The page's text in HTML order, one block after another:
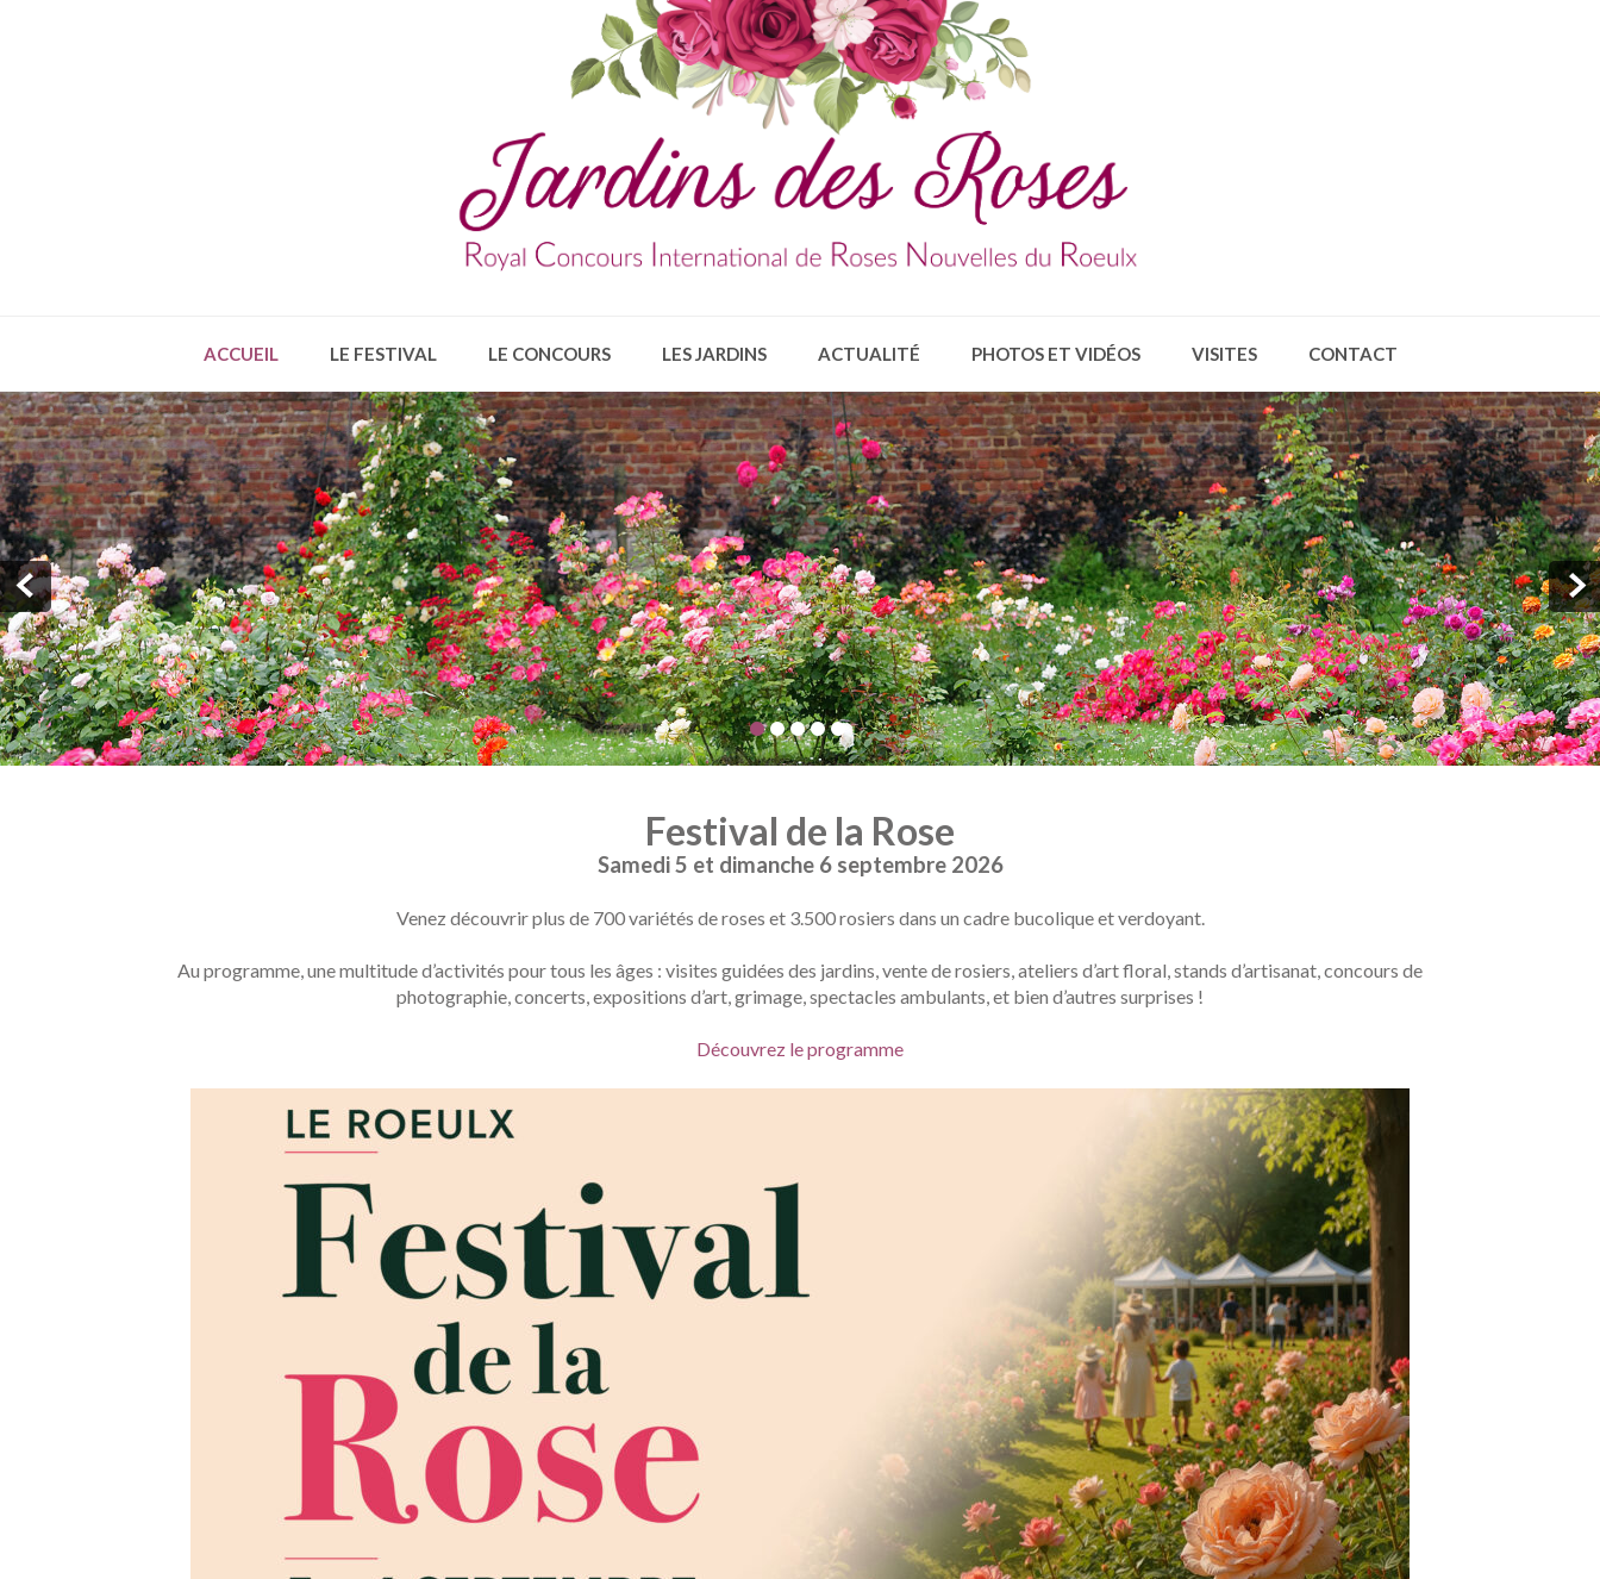
ACCUEIL LE FESTIVAL LE CONCOURS LES JARDINS ACTUALITÉ PHOTOS ET VIDÉOS VISITES CONTACT
Festival de la Rose
Samedi 5 et dimanche 6 septembre 2026
Venez découvrir plus de 700 variétés de roses et 3.500 rosiers dans un cadre bucolique et verdoyant.
Au programme, une multitude d’activités pour tous les âges : visites guidées des jardins, vente de rosiers, ateliers d’art floral, stands d’artisanat, concours de
photographie, concerts, expositions d’art, grimage, spectacles ambulants, et bien d’autres surprises !
Découvrez le programme